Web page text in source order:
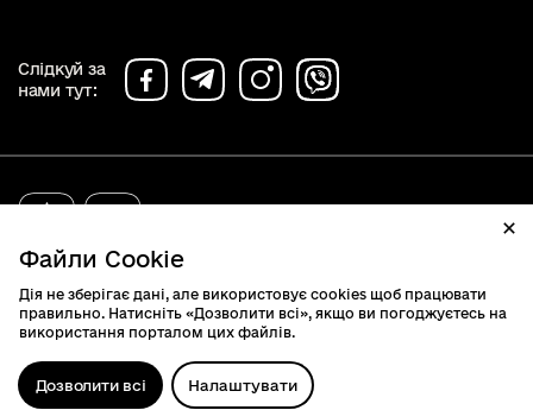
Файли Cookie
Дія не зберігає дані, але використовує cookies щоб працювати
правильно. Натисніть «Дозволити всі», якщо ви погоджуєтесь на
використання порталом цих файлів.
Дозволити всі Налаштувати
Слідкуй за
нами тут: